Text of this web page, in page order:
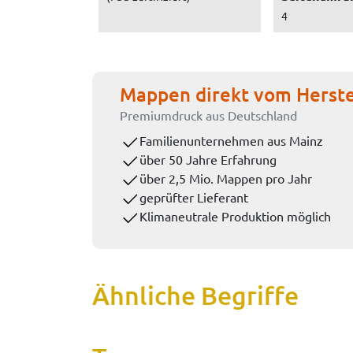
4
Mappen direkt vom
Premiumdruck aus Deutschland
Familienunternehmen aus Mainz
über 50 Jahre Erfahrung
über 2,5 Mio. Mappen pro Jahr
geprüfter Lieferant
Klimaneutrale Produktion möglich
Ähnliche Begriffe